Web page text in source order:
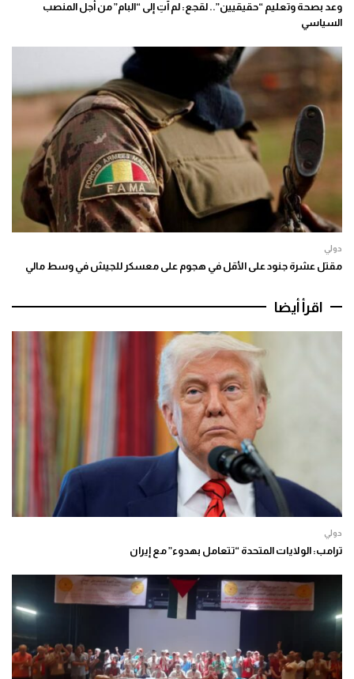
وعد بصحة وتعليم “حقيقيين”.. لقجع: لم آتِ إلى “البام” من أجل المنصب
السياسي
دولي
مقتل عشرة جنود على الأقل في هجوم على معسكر للجيش في وسط مالي
اقرأ أيضا
دولي
ترامب: الولايات المتحدة “تتعامل بهدوء” مع إيران